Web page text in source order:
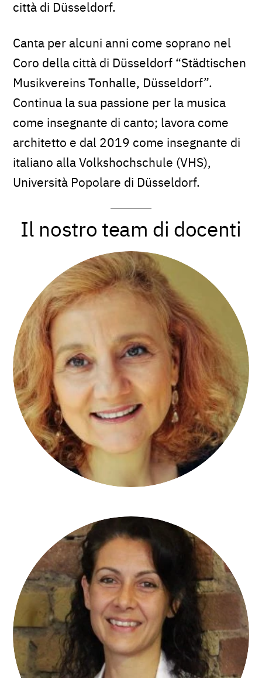
città di Düsseldorf.
Canta per alcuni anni come soprano nel
Coro della città di Düsseldorf “Städtischen
Musikvereins Tonhalle, Düsseldorf”.
Continua la sua passione per la musica
come insegnante di canto; lavora come
architetto e dal 2019 come insegnante di
italiano alla Volkshochschule (VHS),
Università Popolare di Düsseldorf.
Il nostro team di docenti